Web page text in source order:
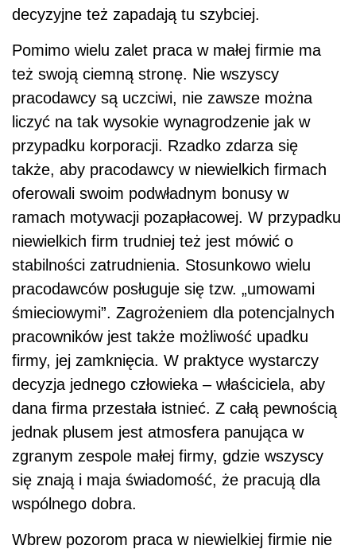
decyzyjne też zapadają tu szybciej.
Pomimo wielu zalet praca w małej firmie ma
też swoją ciemną stronę. Nie wszyscy
pracodawcy są uczciwi, nie zawsze można
liczyć na tak wysokie wynagrodzenie jak w
przypadku korporacji. Rzadko zdarza się
także, aby pracodawcy w niewielkich firmach
oferowali swoim podwładnym bonusy w
ramach motywacji pozapłacowej. W przypadku
niewielkich firm trudniej też jest mówić o
stabilności zatrudnienia. Stosunkowo wielu
pracodawców posługuje się tzw. „umowami
śmieciowymi”. Zagrożeniem dla potencjalnych
pracowników jest także możliwość upadku
firmy, jej zamknięcia. W praktyce wystarczy
decyzja jednego człowieka – właściciela, aby
dana firma przestała istnieć. Z całą pewnością
jednak plusem jest atmosfera panująca w
zgranym zespole małej firmy, gdzie wszyscy
się znają i maja świadomość, że pracują dla
wspólnego dobra.
Wbrew pozorom praca w niewielkiej firmie nie